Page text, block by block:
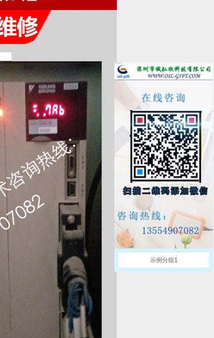
示例分组1